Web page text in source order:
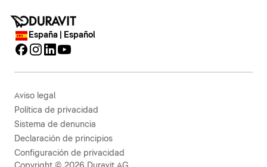
España | Español
Aviso legal
Política de privacidad
Sistema de denuncia
Declaración de principios
Configuración de privacidad